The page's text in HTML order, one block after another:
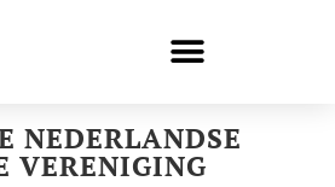
NEDERLANDSE
VERENIGING